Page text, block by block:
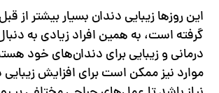
این روزها زیبایی دندان بسیار بیشتر از
گرفته است، به همین افراد زیادی به
درمانی و زیبایی برای دندان‌های خود
موارد نیز ممکن است برای افزایش زیبایی